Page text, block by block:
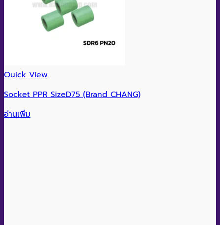
Quick View
Socket PPR SizeD75 (Brand CHANG)
อ่านเพิ่ม